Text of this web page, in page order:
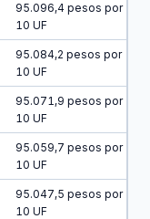
95.096,4 pesos por
10 UF
95.084,2 pesos por
10 UF
95.071,9 pesos por
10 UF
95.059,7 pesos por
10 UF
95.047,5 pesos por
10 UF